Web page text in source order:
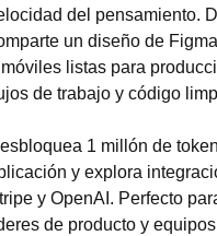
del pensamiento.
un diseño de
listas para
de trabajo y código
1 millón de
y explora
y OpenAI. Perfecto
de producto y